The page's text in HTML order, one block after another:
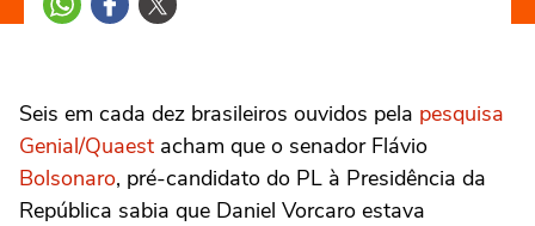
Seis em cada dez brasileiros ouvidos pela pesquisa
Genial/Quaest acham que o senador Flávio
Bolsonaro, pré-candidato do PL à Presidência da
República sabia que Daniel Vorcaro estava